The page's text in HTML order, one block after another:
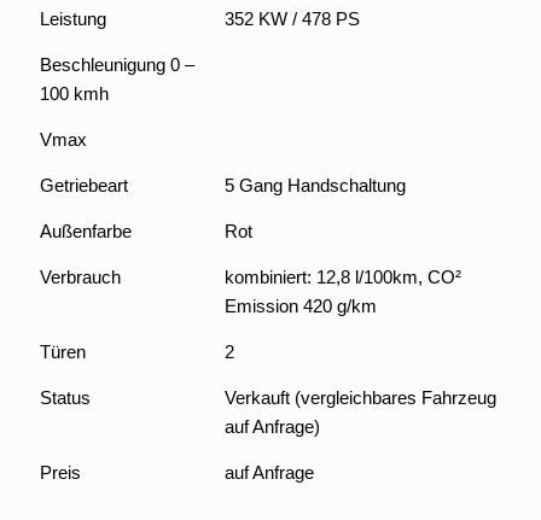
Leistung 352 KW / 478 PS
Beschleunigung 0 –
100 kmh
Vmax
Getriebeart 5 Gang Handschaltung
Außenfarbe Rot
Verbrauch
kombiniert: 12,8 l/100km, CO²
Emission 420 g/km
Türen 2
Status
Verkauft (vergleichbares Fahrzeug
auf Anfrage)
Preis auf Anfrage